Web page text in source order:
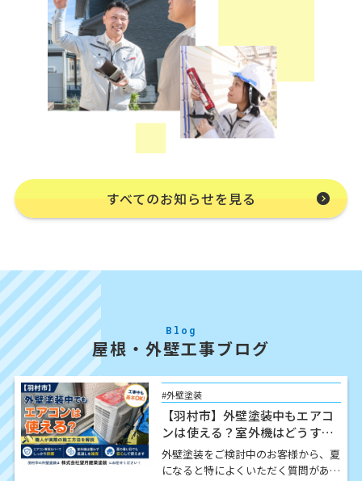
すべてのお知らせを見る
Blog
屋根・外壁工事ブログ
#外壁塗装
【羽村市】外壁塗装中もエアコ
ンは使える？室外機はどうす
る？職人が解説
外壁塗装をご検討中のお客様から、夏
になると特によくいただく質問があり